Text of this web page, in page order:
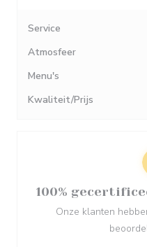
Service
Atmosfeer
Menu's
Kwaliteit/Prijs
100%
Onze klanten